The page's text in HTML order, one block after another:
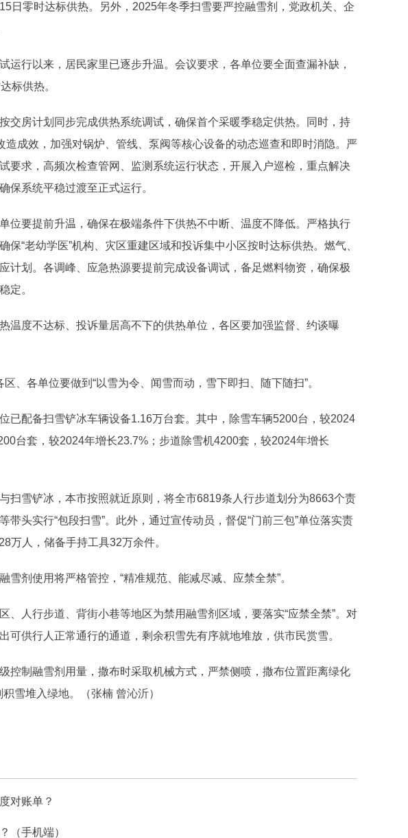
日零时达标供热。另外，2025年冬季扫雪要严控融雪剂，党政机关、企
行以来，居民家里已逐步升温。会议要求，各单位要全面查漏补缺，
标供热。
房计划同步完成供热系统调试，确保首个采暖季稳定供热。同时，持
造成效，加强对锅炉、管线、泵阀等核心设备的动态巡查和即时消隐。严
要求，高频次检查管网、监测系统运行状态，开展入户巡检，重点解决
保系统平稳过渡至正式运行。
要提前升温，确保在极端条件下供热不中断、温度不降低。严格执行
保“老幼学医”机构、灾区重建区域和投诉集中小区按时达标供热。燃气、
计划。各调峰、应急热源要提前完成设备调试，备足燃料物资，确保极
定。
度不达标、投诉量居高不下的供热单位，各区要加强监督、约谈曝
各单位要做到“以雪为令、闻雪而动，雪下即扫、随下随扫”。
配备扫雪铲冰车辆设备1.16万台套。其中，除雪车辆5200台，较2024
台套，较2024年增长23.7%；步道除雪机4200套，较2024年增长
雪铲冰，本市按照就近原则，将全市6819条人行步道划分为8663个责
带头实行“包段扫雪”。此外，通过宣传动员，督促“门前三包”单位落实责
万人，储备手持工具32万余件。
剂使用将严格管控，“精准规范、能减尽减、应禁全禁”。
人行步道、背街小巷等地区为禁用融雪剂区域，要落实“应禁全禁”。对
可供行人正常通行的通道，剩余积雪先有序就地堆放，供市民赏雪。
制融雪剂用量，撒布时采取机械方式，严禁侧喷，撒布位置距离绿化
雪堆入绿地。（张楠 曾沁沂）
对账单？
（手机端）